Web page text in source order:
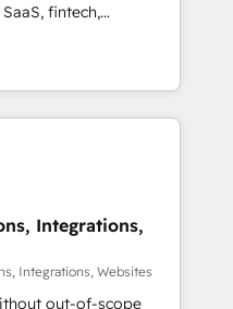
• Proprietary
team:
👉 Grow
fintech,
industries. With
we deliver scalable
RevOps challenges.
without data loss or
efficiency. 🔹
with your tech stack
Integrations,
Integrations, Websites
out-of-scope